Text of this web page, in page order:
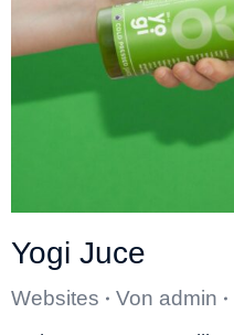
Yogi Juce
Websites Von admin